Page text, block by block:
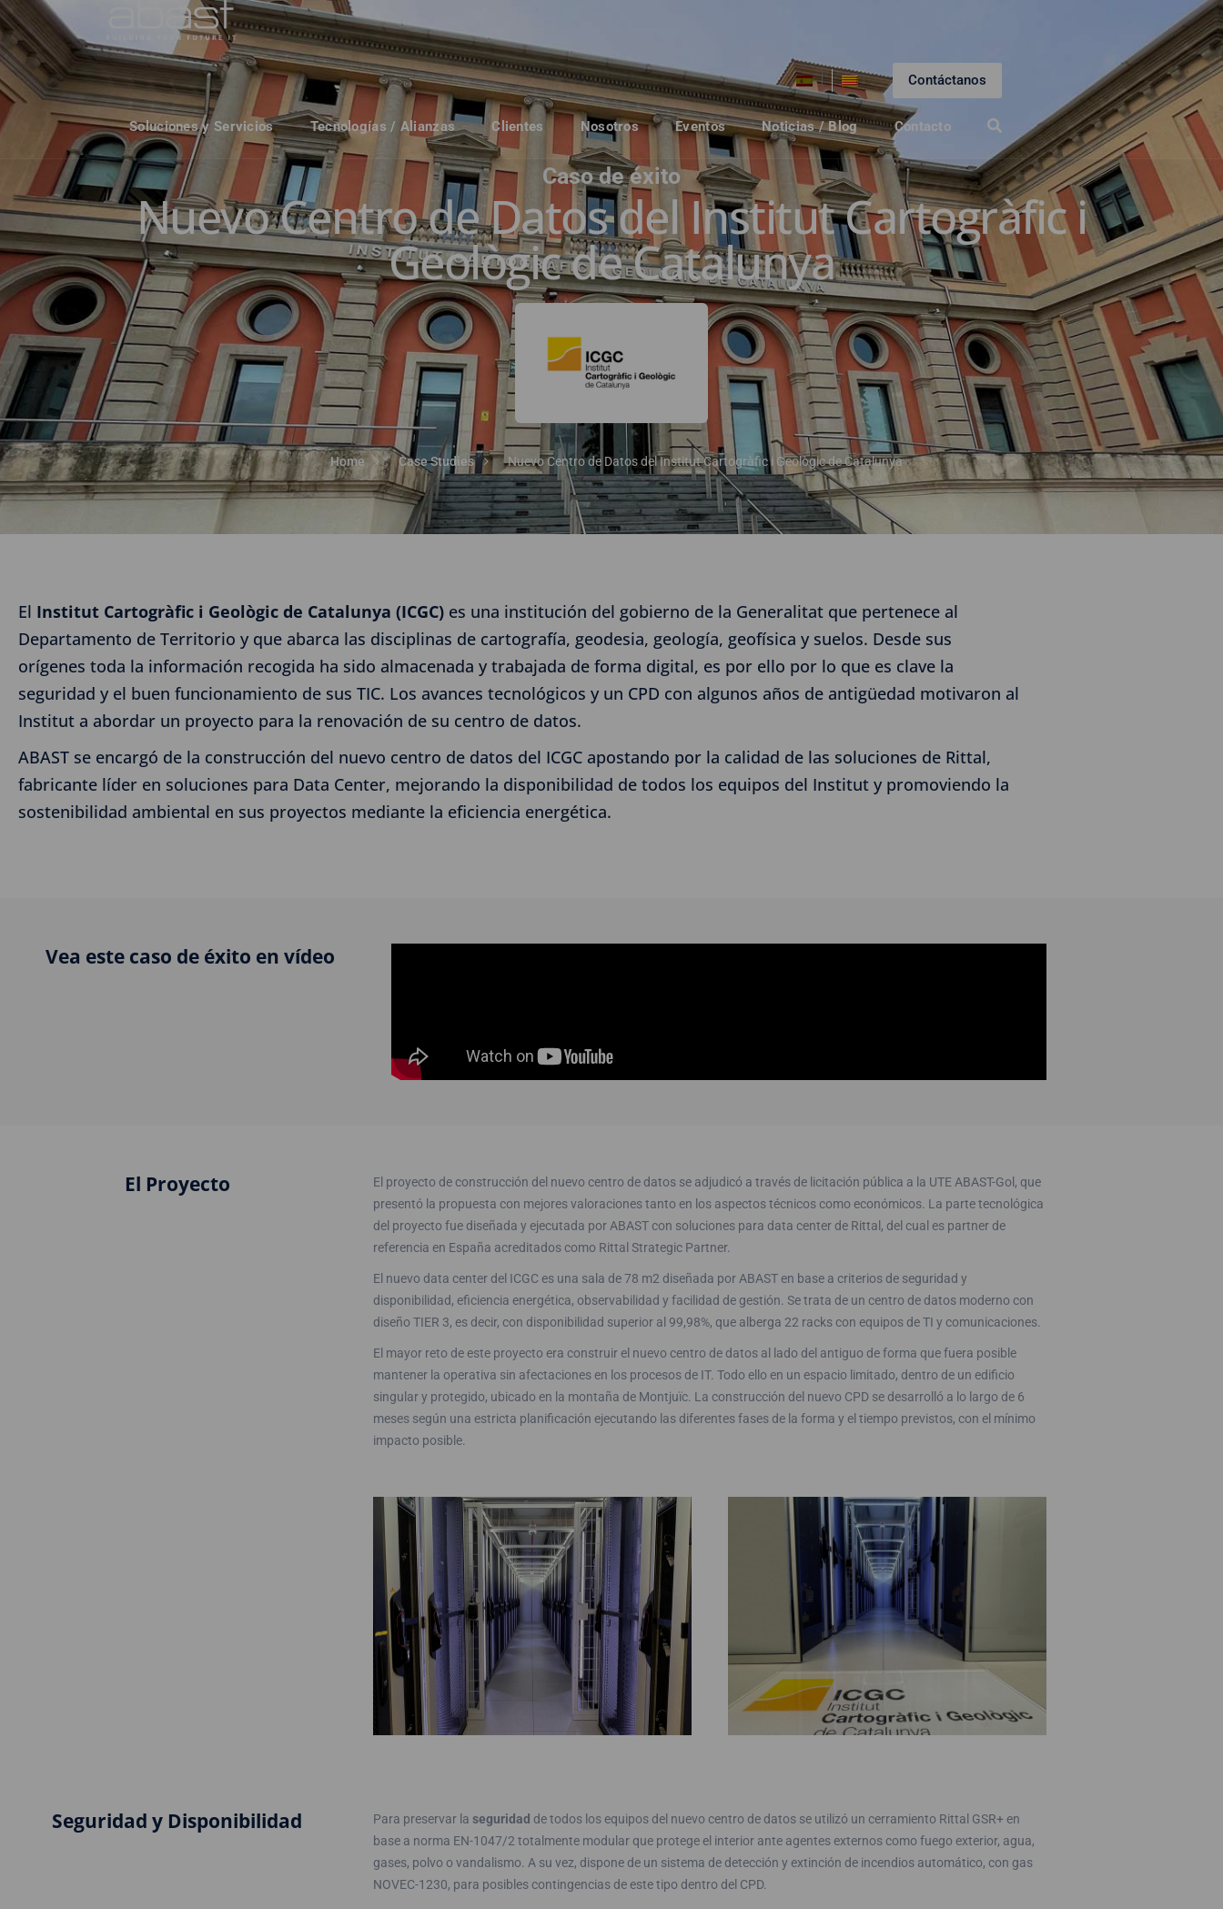
Contáctanos
Soluciones y Servicios Tecnologías / Alianzas Clientes Nosotros Eventos Noticias / Blog Contacto
Caso de éxito
Nuevo Centro de Datos del Institut Cartogràfic i
Geològic de Catalunya
Home Case Studies Nuevo Centro de Datos del Institut Cartogràfic i Geològic de Catalunya
El Institut Cartogràfic i Geològic de Catalunya (ICGC) es una institución del gobierno de la Generalitat que pertenece al
Departamento de Territorio y que abarca las disciplinas de cartografía, geodesia, geología, geofísica y suelos. Desde sus
orígenes toda la información recogida ha sido almacenada y trabajada de forma digital, es por ello por lo que es clave la
seguridad y el buen funcionamiento de sus TIC. Los avances tecnológicos y un CPD con algunos años de antigüedad motivaron al
Institut a abordar un proyecto para la renovación de su centro de datos.
ABAST se encargó de la construcción del nuevo centro de datos del ICGC apostando por la calidad de las soluciones de Rittal,
fabricante líder en soluciones para Data Center, mejorando la disponibilidad de todos los equipos del Institut y promoviendo la
sostenibilidad ambiental en sus proyectos mediante la eficiencia energética.
Vea este caso de éxito en vídeo
El Proyecto
El proyecto de construcción del nuevo centro de datos se adjudicó a través de licitación pública a la UTE ABAST-Gol, que
presentó la propuesta con mejores valoraciones tanto en los aspectos técnicos como económicos. La parte tecnológica
del proyecto fue diseñada y ejecutada por ABAST con soluciones para data center de Rittal, del cual es partner de
referencia en España acreditados como Rittal Strategic Partner.
El nuevo data center del ICGC es una sala de 78 m2 diseñada por ABAST en base a criterios de seguridad y
disponibilidad, eficiencia energética, observabilidad y facilidad de gestión. Se trata de un centro de datos moderno con
diseño TIER 3, es decir, con disponibilidad superior al 99,98%, que alberga 22 racks con equipos de TI y comunicaciones.
El mayor reto de este proyecto era construir el nuevo centro de datos al lado del antiguo de forma que fuera posible
mantener la operativa sin afectaciones en los procesos de IT. Todo ello en un espacio limitado, dentro de un edificio
singular y protegido, ubicado en la montaña de Montjuïc. La construcción del nuevo CPD se desarrolló a lo largo de 6
meses según una estricta planificación ejecutando las diferentes fases de la forma y el tiempo previstos, con el mínimo
impacto posible.
Seguridad y Disponibilidad Para preservar la seguridad de todos los equipos del nuevo centro de datos se utilizó un cerramiento Rittal GSR+ en
base a norma EN-1047/2 totalmente modular que protege el interior ante agentes externos como fuego exterior, agua,
gases, polvo o vandalismo. A su vez, dispone de un sistema de detección y extinción de incendios automático, con gas
NOVEC-1230, para posibles contingencias de este tipo dentro del CPD.